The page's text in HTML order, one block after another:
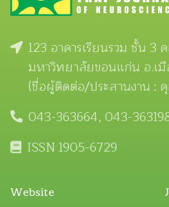
123 อาคารเรียนรวม ชั้น
มหาวิทยาลัยขอนแก่น อ.เ
(ชื่อผู้ติดต่อ/ประสานงาน :
043-363664, 043-
ISSN 1905-6729
Website